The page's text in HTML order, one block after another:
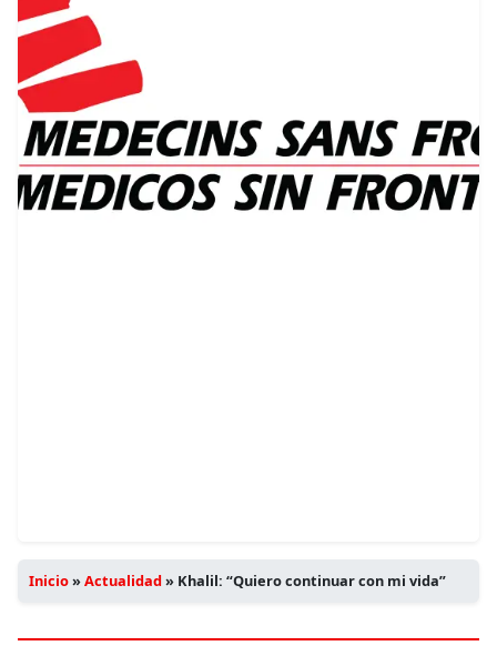
Inicio»Actualidad» Khalil: “Quiero continuar con mi vida”